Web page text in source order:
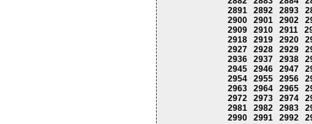
2891
2892 2893
2900
2901 2902
2909
2910 2911
2918
2919 2920
2927
2928 2929
2936
2937 2938
2945
2946 2947
2954
2955 2956
2963
2964 2965
2972
2973 2974
2981
2982 2983
2990
2991 2992